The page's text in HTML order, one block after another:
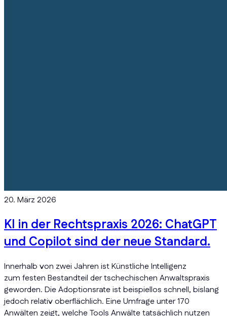
20. März 2026
KI in der Rechtspraxis 2026: ChatGPT
und Copilot sind der neue Standard.
Innerhalb von zwei Jahren ist Künstliche Intelligenz
zum festen Bestandteil der tschechischen Anwaltspraxis
geworden. Die Adoptionsrate ist beispiellos schnell, bislang
jedoch relativ oberflächlich. Eine Umfrage unter 170
Anwälten zeigt, welche Tools Anwälte tatsächlich nutzen